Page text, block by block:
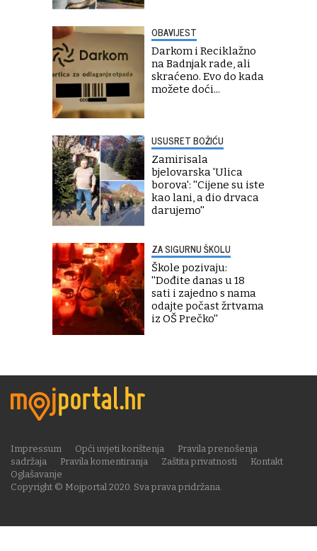
OBAVIJEST
Darkom i Reciklažno
na Badnjak rade, ali
skraćeno. Evo do kada
možete doći...
USUSRET BOŽIĆU
Zamirisala
bjelovarska 'Ulica
borova': ''Cijene su iste
kao lani, a dio drvaca
darujemo''
ZA SIGURNU ŠKOLU
Škole pozivaju:
''Dođite danas u 18
sati i zajedno s nama
odajte počast žrtvama
iz OŠ Prečko''
Copyright © Mojportal 2020. Sva prava pridržana.
Impressum Opći uvjeti korištenja
Pravila prenošenja
sadržaja
Pravila komentiranja Zaštita privatnosti
Kontakt
Oglašavanje